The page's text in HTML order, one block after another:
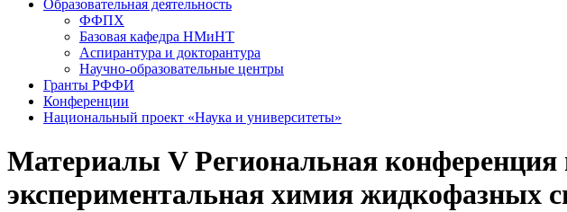
Образовательная деятельность
ФФПХ
Базовая кафедра НМиНТ
Аспирантура и докторантура
Научно-образовательные центры
Гранты РФФИ
Конференции
Национальный проект «Наука и университеты»
Материалы V Региональная
экспериментальная химия жидкофазных